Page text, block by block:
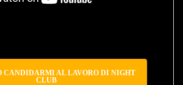
CANDIDARMI AL LAVORO DI NIGHT
CLUB